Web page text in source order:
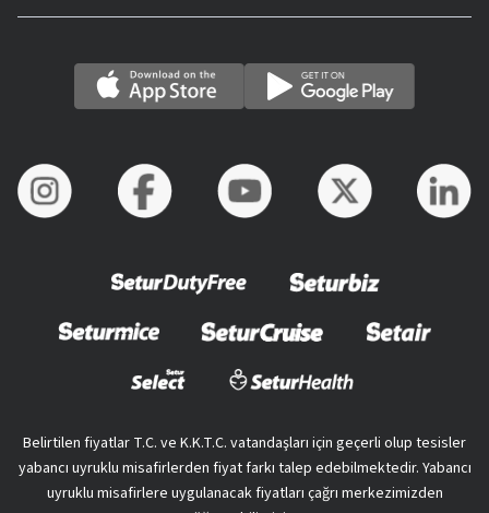
Belirtilen fiyatlar T.C. ve K.K.T.C. vatandaşları için geçerli olup tesisler
yabancı uyruklu misafirlerden fiyat farkı talep edebilmektedir. Yabancı
uyruklu misafirlere uygulanacak fiyatları çağrı merkezimizden